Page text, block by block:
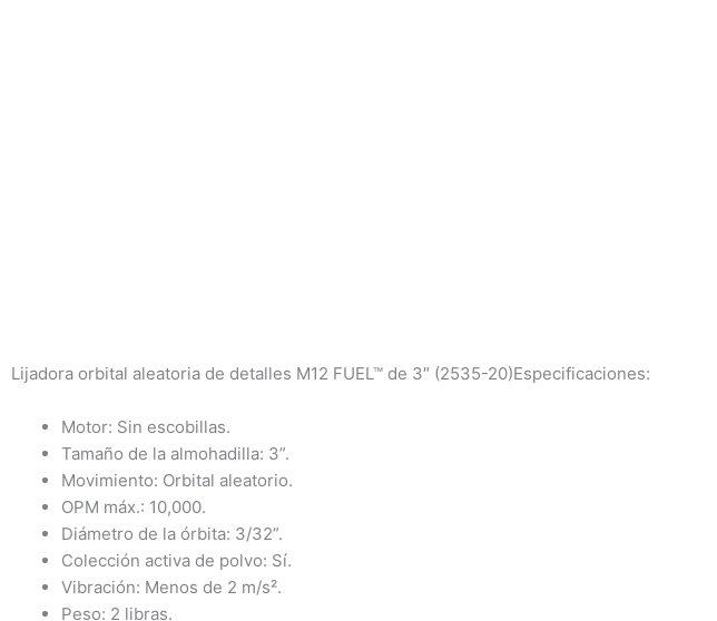
Lijadora orbital aleatoria de detalles M12 FUEL™ de 3″ (2535-20)Especificaciones:
Motor: Sin escobillas.
Tamaño de la almohadilla: 3”.
Movimiento: Orbital aleatorio.
OPM máx.: 10,000.
Diámetro de la órbita: 3/32”.
Colección activa de polvo: Sí.
Vibración: Menos de 2 m/s².
Peso: 2 libras.